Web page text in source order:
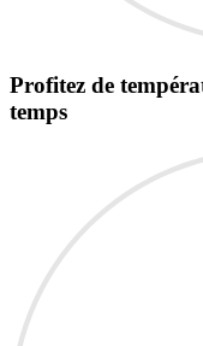
Profitez de
temps